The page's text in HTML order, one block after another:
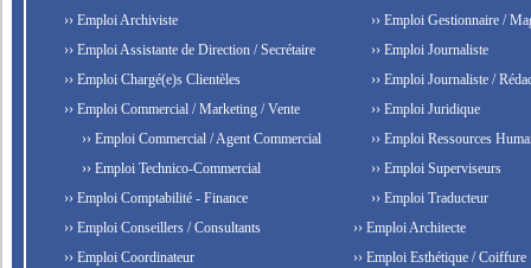
›› Emploi Archiviste
›› Emploi Assistante de Direction / Secrétaire
›› Emploi Chargé(e)s Clientèles
›› Emploi Commercial / Marketing / Vente
›› Emploi Commercial / Agent Commercial
›› Emploi Technico-Commercial
›› Emploi Comptabilité - Finance
›› Emploi Conseillers / Consultants
›› Emploi Coordinateur
›› Emploi Gestionnaire /
›› Emploi Journaliste
›› Emploi Journaliste /
›› Emploi Juridique
›› Emploi Ressources
›› Emploi Superviseurs
›› Emploi Traducteur
›› Emploi Architecte
›› Emploi Esthétique / Coiffure